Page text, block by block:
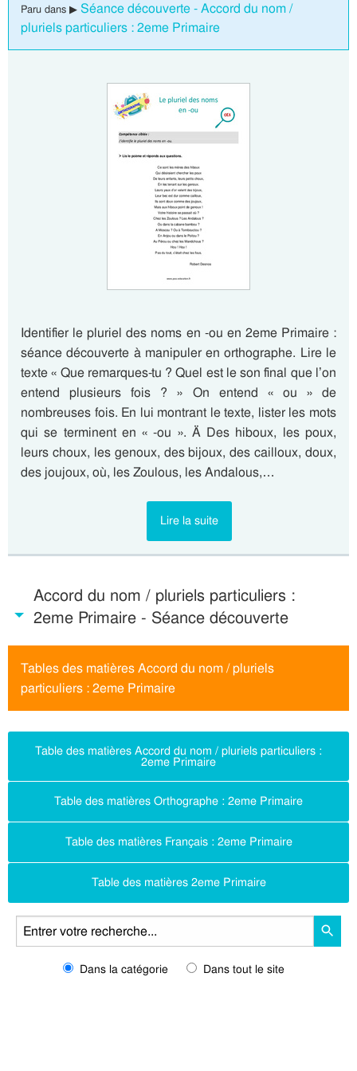
Paru dans ▶ Séance découverte - Accord du nom /
pluriels particuliers : 2eme Primaire
Identifier le pluriel des noms en -ou en 2eme Primaire :
séance découverte à manipuler en orthographe. Lire le
texte « Que remarques-tu ? Quel est le son final que l’on
entend plusieurs fois ? » On entend « ou » de
nombreuses fois. En lui montrant le texte, lister les mots
qui se terminent en « -ou ». Ä Des hiboux, les poux,
leurs choux, les genoux, des bijoux, des cailloux, doux,
des joujoux, où, les Zoulous, les Andalous,…
Lire la suite
Accord du nom / pluriels particuliers :
2eme Primaire - Séance découverte
Tables des matières Accord du nom / pluriels
particuliers : 2eme Primaire
Table des matières Accord du nom / pluriels particuliers :
2eme Primaire
Table des matières Orthographe : 2eme Primaire
Table des matières Français : 2eme Primaire
Table des matières 2eme Primaire
Dans la catégorie Dans tout le site